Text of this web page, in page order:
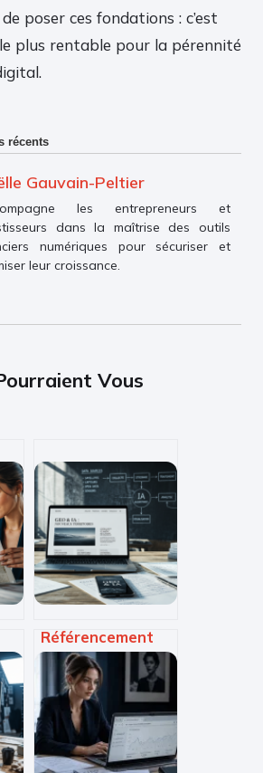
poser ces fondations : c’est
plus rentable pour la pérennité
récents
Gauvain-Peltier
les entrepreneurs et
dans la maîtrise des outils
numériques pour sécuriser et
leur croissance.
Vous
Référencement
ChatGPT : 4
leviers techniques
et éditoriaux pour
devenir une
source citée par
l’IA